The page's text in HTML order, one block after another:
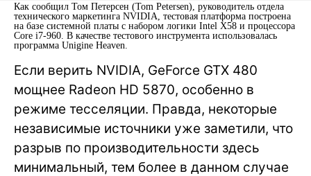
Как сообщил Том Петерсен (Tom Petersen), руководитель отдела
технического маркетинга NVIDIA, тестовая платформа построена
на базе системной платы с набором логики Intel X58 и процессора
Core i7-960. В качестве тестового инструмента использовалась
программа Unigine Heaven.
Если верить NVIDIA, GeForce GTX 480
мощнее Radeon HD 5870, особенно в
режиме тесселяции. Правда, некоторые
независимые источники уже заметили, что
разрыв по производительности здесь
минимальный, тем более в данном случае